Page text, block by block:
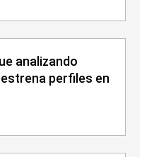
analizando
perfiles en